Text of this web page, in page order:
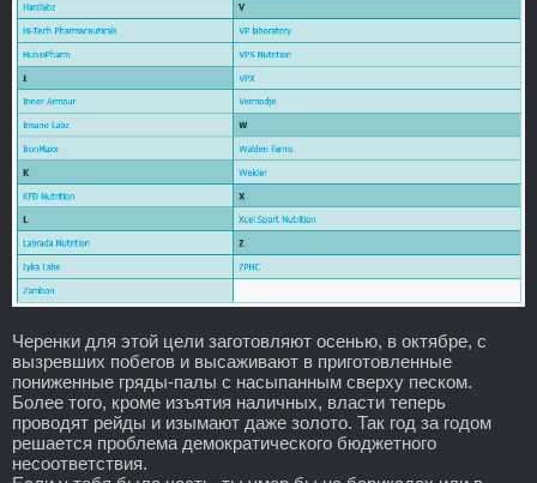
Черенки для этой цели заготовляют осенью, в октябре, с
вызревших побегов и высаживают в приготовленные
пониженные гряды-палы с насыпанным сверху песком.
Более того, кроме изъятия наличных, власти теперь
проводят рейды и изымают даже золото. Так год за годом
решается проблема демократического бюджетного
несоответствия.